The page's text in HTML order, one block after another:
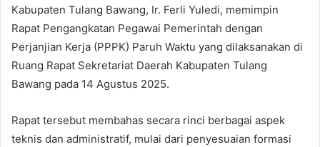
Kabupaten Tulang Bawang, Ir. Ferli Yuledi, memimpin
Rapat Pengangkatan Pegawai Pemerintah dengan
Perjanjian Kerja (PPPK) Paruh Waktu yang dilaksanakan di
Ruang Rapat Sekretariat Daerah Kabupaten Tulang
Bawang pada 14 Agustus 2025.
Rapat tersebut membahas secara rinci berbagai aspek
teknis dan administratif, mulai dari penyesuaian formasi